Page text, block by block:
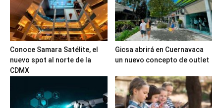
Conoce Samara Satélite, el
nuevo spot al norte de la
CDMX
Gicsa abrirá en Cuernavaca
un nuevo concepto de outlet